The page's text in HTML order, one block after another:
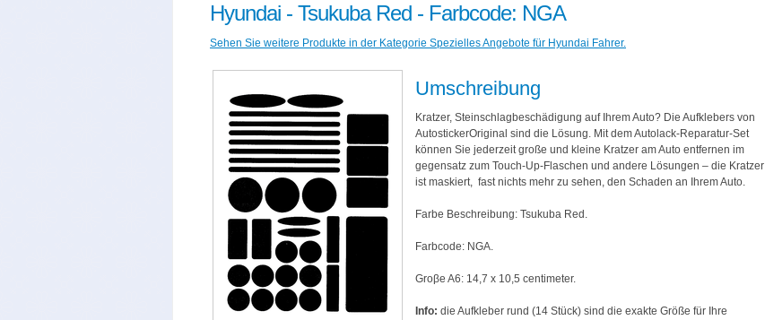
Hyundai - Tsukuba Red - Farbcode: NGA
Sehen Sie weitere Produkte in der Kategorie Spezielles Angebote für Hyundai Fahrer.
Umschreibung
Kratzer, Steinschlagbeschädigung auf Ihrem Auto? Die Aufklebers von
AutostickerOriginal sind die Lösung. Mit dem Autolack-Reparatur-Set
können Sie jederzeit große und kleine Kratzer am Auto entfernen im
gegensatz zum Touch-Up-Flaschen und andere Lösungen – die Kratzer
ist maskiert, fast nichts mehr zu sehen, den Schaden an Ihrem Auto.
Farbe Beschreibung: Tsukuba Red.
Farbcode: NGA.
Groβe A6: 14,7 x 10,5 centimeter.
Info: die Aufkleber rund (14 Stück) sind die exakte Größe für Ihre